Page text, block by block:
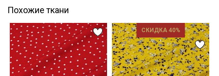
Похожие ткани
СКИДКА 40%